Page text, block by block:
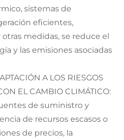
sistemas de
eficientes,
medidas, se reduce el
y las emisiones asociadas
A LOS RIESGOS
EL CAMBIO CLIMÁTICO:
de suministro y
de recursos escasos o
de precios, la